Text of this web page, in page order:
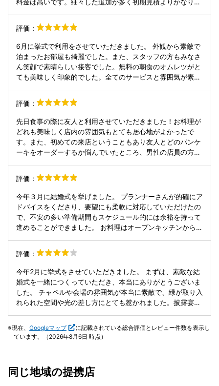
します。
評価：
6月に挙式で利用をさせていただきました。 外観から素敵で
泊まったお部屋も綺麗でした。また、スタッフの方もみなさ
ん笑顔で素晴らしい接客でした。無料の朝食のオムレツがと
ても美味しく印象的でした。全てのサービスと雰囲気が素晴
いただきおすすめの会場です。
評価：
先日食事の際に友人と利用させていただきました！お料理が
どれも美味しく店内の雰囲気もとても居心地がよかったで
す。また、初めての来店ということもあり友人とどのパンケ
ーキをオーダーするか悩んでいたところ、男性の店員の方が
す。 また会計の際に、コースターのデザインが気に入り持ち
帰って良いか聞いたところ、新しいものをお持ちしましょう
か？と持ってきていただけたこともとても嬉しかったです！
また友人と来店したいと思います！最高の時間をありがとう
ございました。
評価：
今年３月に結婚式を挙げました。 プランナーさんが的確にア
ドバイスをくださり、要望にも柔軟に対応していただけたの
で、不安の多い準備期間もスケジュール的には余裕を持って
進めることができました。 お料理はオープンキッチンから出
た。チャペルは緑と自然光、生演奏が合わさった素敵な雰囲
気です。ゲストは55名ほどで少し余裕がありましたが、多い
場合はやや狭く感じるかもしれません。挙式前に親族写真を
撮れたのも良い思い出です。 装花は丁寧な打ち合わせのおか
げでイメージ通りの仕上がりでした。ムービーも自作しまし
たが事前確認があり安心でした。 前日から2泊3日で宿泊で
多駅近でアクセスも良く、ゲストにも優しい立地です。 式場
フェアで一件目で決めましたが、雰囲気や勢いで決めてしま
理・装花は見積もりより上がりやすいため、予算は余裕を持
評価：
今年2月に挙式をさせていただきました。 まずは、素敵な結
婚式を一緒につくっていただき、本当にありがとうございま
した。 チャペルや会場の雰囲気が本当に素敵で、緑が取り入
れられた空間や光の差し方にとても惹かれました。披露宴会
と思います。県外から来ていただくゲストも多かったので、
本当に美味しく感動したのを覚えています。後日ゲストから
現在、 Googleマップ
に記載されている総合評価とレビュー件数を表示し
ています。（2026年8月6日 時点）
同じ地域の提携店